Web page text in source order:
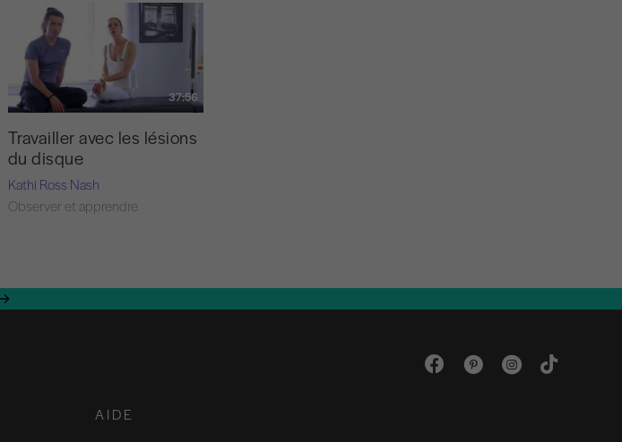
37:56
Travailler avec les lésions
du disque
Kathi Ross Nash
Observer et apprendre
AIDE